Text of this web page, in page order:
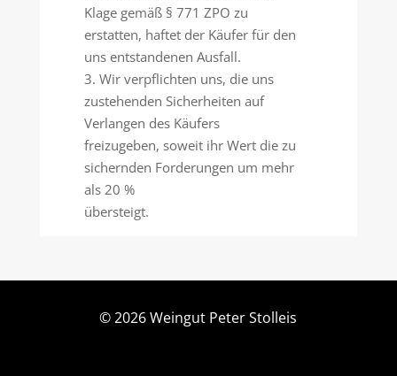
Klage gemäß § 771 ZPO zu
erstatten, haftet der Käufer für den
uns entstandenen Ausfall.
3. Wir verpflichten uns, die uns
zustehenden Sicherheiten auf
Verlangen des Käufers
freizugeben, soweit ihr Wert die zu
sichernden Forderungen um mehr
als 20 %
übersteigt.
©2026 Weingut Peter Stolleis